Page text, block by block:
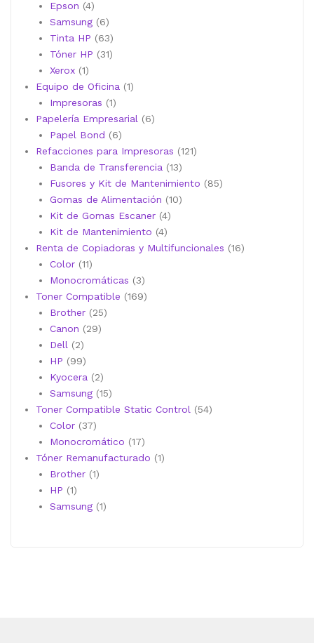
Epson 44
productos
Samsung 66
productos
Tinta HP 6363
productos
Tóner HP 3131
Xerox 11
producto
Equipo de Oficina 11
Impresoras 11
producto
Papelería Empresarial 66
Papel Bond 66
productos
Refacciones para Impresoras 121121
Banda de Transferencia 1313
productos
Fusores y Kit de Mantenimiento 8585
Gomas de Alimentación 1010
Kit de Gomas Escaner 44
Kit de Mantenimiento 44
productos
Renta de Copiadoras y Multifuncionales 1616
Color 1111
productos
Monocromáticas 33
productos
Toner Compatible 169169
Brother 2525
Canon 2929
Dell 22
productos
HP 9999
productos
Kyocera 22
productos
Samsung 1515
productos
Toner Compatible Static Control 5454
Color 3737
productos
Monocromático 1717
productos
Tóner Remanufacturado 11
Brother 11
HP 11
producto
Samsung 11